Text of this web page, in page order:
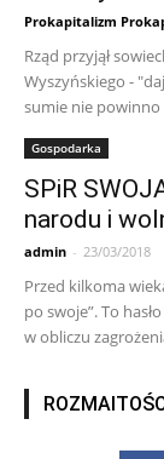
Prokapitalizm
Rząd przyjął
Wyszyńskiego -
sumie nie powinno
Gospodarka
SPiR
narodu i
admin - 23/03/2018
Przed kilkoma
po swoje”. To
w obliczu